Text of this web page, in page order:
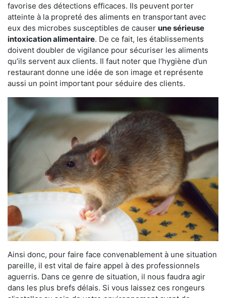
favorise des détections efficaces. Ils peuvent porter
atteinte à la propreté des aliments en transportant avec
eux des microbes susceptibles de causer une sérieuse
intoxication alimentaire. De ce fait, les établissements
doivent doubler de vigilance pour sécuriser les aliments
qu’ils servent aux clients. Il faut noter que l’hygiène d’un
restaurant donne une idée de son image et représente
aussi un point important pour séduire des clients.
Ainsi donc, pour faire face convenablement à une situation
pareille, il est vital de faire appel à des professionnels
aguerris. Dans ce genre de situation, il nous faudra agir
dans les plus brefs délais. Si vous laissez ces rongeurs